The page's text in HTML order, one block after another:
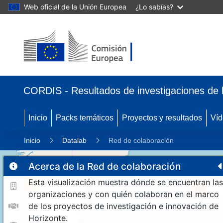
Web oficial de la Unión Europea ¿Lo sabías?
CORDIS - Resultados de investigaciones de
Inicio Packs temáticos Proyectos y resultados
Inicio Datalab Red de colaboración
Acerca de la Red de colaboración
Esta visualización muestra dónde se encuentran las
organizaciones y con quién colaboran en el marco
de los proyectos de investigación e innovación de
Horizonte.
11 189